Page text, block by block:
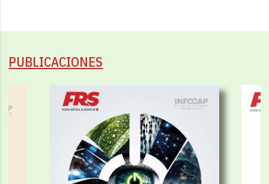
PUBLICACIONES